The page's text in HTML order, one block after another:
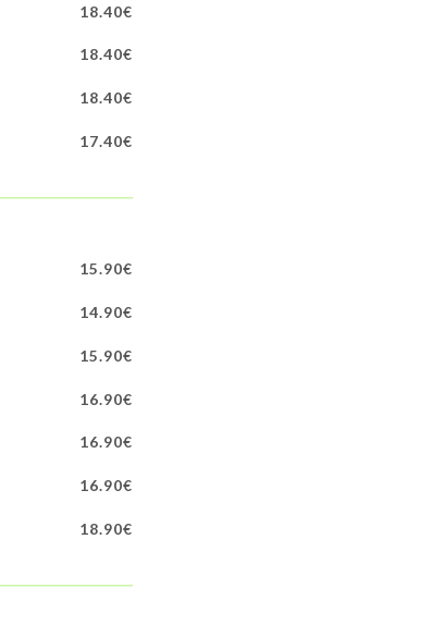
18.40€
18.40€
18.40€
17.40€
15.90€
14.90€
15.90€
16.90€
16.90€
16.90€
18.90€